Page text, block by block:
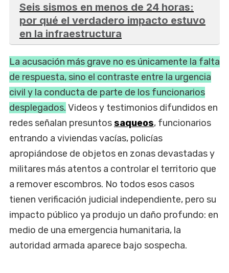
Seis sismos en menos de 24 horas:
por qué el verdadero impacto estuvo
en la infraestructura
La acusación más grave no es únicamente la falta
de respuesta, sino el contraste entre la urgencia
civil y la conducta de parte de los funcionarios
desplegados. Videos y testimonios difundidos en
redes señalan presuntossaqueos, funcionarios
entrando a viviendas vacías, policías
apropiándose de objetos en zonas devastadas y
militares más atentos a controlar el territorio que
a remover escombros. No todos esos casos
tienen verificación judicial independiente, pero su
impacto público ya produjo un daño profundo: en
medio de una emergencia humanitaria, la
autoridad armada aparece bajo sospecha.